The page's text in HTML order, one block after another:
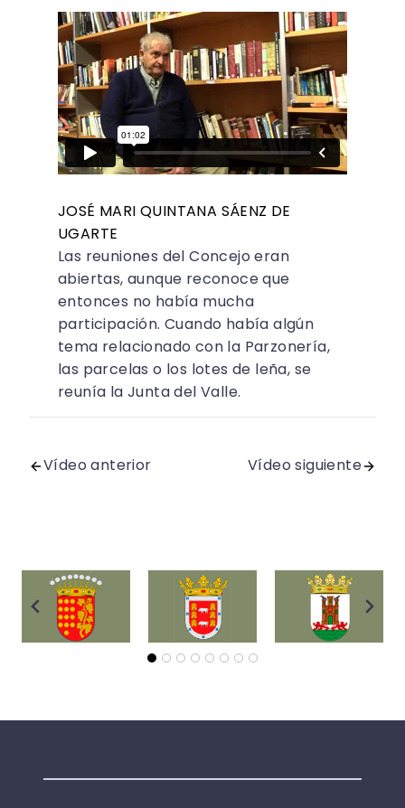
JOSÉ MARI QUINTANA SÁENZ DE
UGARTE
Las reuniones del Concejo eran
abiertas, aunque reconoce que
entonces no había mucha
participación. Cuando había algún
tema relacionado con la Parzonería,
las parcelas o los lotes de leña, se
reunía la Junta del Valle.
Vídeo anterior Vídeo siguiente